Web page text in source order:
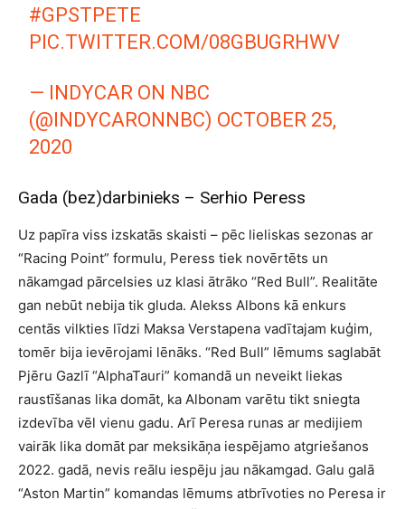
#GPSTPETE
PIC.TWITTER.COM/08GBUGRHWV
— INDYCAR ON NBC
(@INDYCARONNBC) OCTOBER 25,
2020
Gada (bez)darbinieks – Serhio Peress
Uz papīra viss izskatās skaisti – pēc lieliskas sezonas ar
“Racing Point” formulu, Peress tiek novērtēts un
nākamgad pārcelsies uz klasi ātrāko “Red Bull”. Realitāte
gan nebūt nebija tik gluda. Alekss Albons kā enkurs
centās vilkties līdzi Maksa Verstapena vadītajam kuģim,
tomēr bija ievērojami lēnāks. “Red Bull” lēmums saglabāt
Pjēru Gazlī “AlphaTauri” komandā un neveikt liekas
raustīšanas lika domāt, ka Albonam varētu tikt sniegta
izdevība vēl vienu gadu. Arī Peresa runas ar medijiem
vairāk lika domāt par meksikāņa iespējamo atgriešanos
2022. gadā, nevis reālu iespēju jau nākamgad. Galu galā
“Aston Martin” komandas lēmums atbrīvoties no Peresa ir